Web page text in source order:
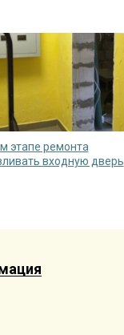
этапе ремонта
входную дверь